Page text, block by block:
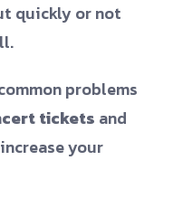
quickly or not
problems
tickets and
your